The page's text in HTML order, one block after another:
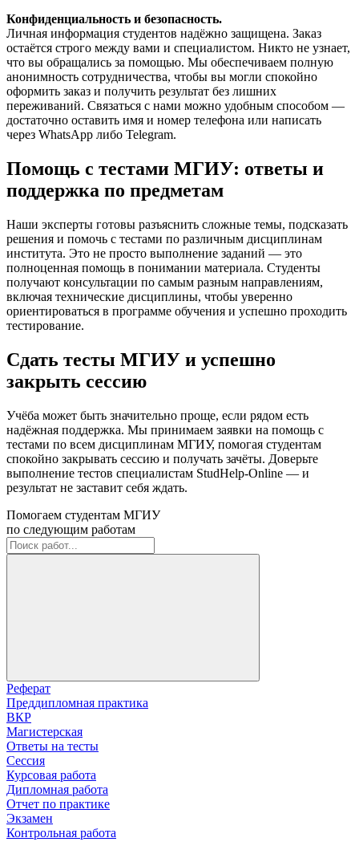
Конфиденциальность и безопасность.
Личная информация студентов надёжно защищена. Заказ
остаётся строго между вами и специалистом. Никто не узнает,
что вы обращались за помощью. Мы обеспечиваем полную
анонимность сотрудничества, чтобы вы могли спокойно
оформить заказ и получить результат без лишних
переживаний. Связаться с нами можно удобным способом —
достаточно оставить имя и номер телефона или написать
через WhatsApp либо Telegram.
Помощь с тестами МГИУ: ответы и
поддержка по предметам
Наши эксперты готовы разъяснить сложные темы, подсказать
решения и помочь с тестами по различным дисциплинам
института. Это не просто выполнение заданий — это
полноценная помощь в понимании материала. Студенты
получают консультации по самым разным направлениям,
включая технические дисциплины, чтобы уверенно
ориентироваться в программе обучения и успешно проходить
тестирование.
Сдать тесты МГИУ и успешно
закрыть сессию
Учёба может быть значительно проще, если рядом есть
надёжная поддержка. Мы принимаем заявки на помощь с
тестами по всем дисциплинам МГИУ, помогая студентам
спокойно закрывать сессию и получать зачёты. Доверьте
выполнение тестов специалистам StudHelp-Online — и
результат не заставит себя ждать.
Помогаем студентам МГИУ
по следующим работам
Реферат
Преддипломная практика
ВКР
Магистерская
Ответы на тесты
Сессия
Курсовая работа
Дипломная работа
Отчет по практике
Экзамен
Контрольная работа